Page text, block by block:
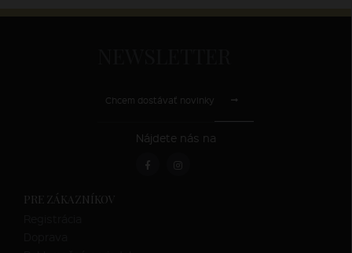
Chcem dostávať novinky
Nájdete nás na
PRE ZÁKAZNÍKOV